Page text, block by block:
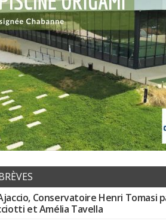
Conservatoire Henri Tomasi
et Amélia Tavella